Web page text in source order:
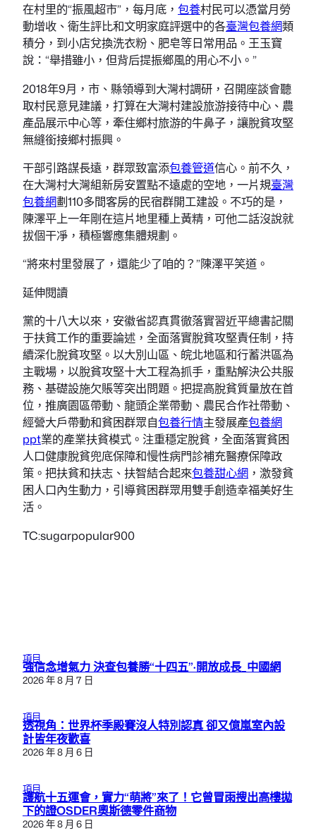
在村里的“振風超市”，每月底， 包養村民可以憑當月勞
動增收、衛生評比和文明家庭評選中的各臺灣包養網類
積分，到小店兌換洗衣粉、肥皂等日常用品。王玉寶
說：“舉措雖小，但背后提振鄉風的用心不小。”
2018年9月，市、縣領導到大灣村調研，召開座談會聽
取村民意見建議，打算在大灣村建設旅游接待中心、農
產品展示中心等，牽住鄉村旅游的牛鼻子，讓脫貧攻堅
無縫銜接鄉村振興。
干部引路謀長遠，群眾致富添包養管道信心。前不久，
在大灣村大灣組新房安置點不遠處的空地，一片規臺灣
包養網劃110多間客房的民宿群開工建設。不巧的是，
陳澤平上一年剛在這片地里種上黃精，可他二話沒說就
拔個干凈，積極響應集體規劃。
“將來村里發展了，還能少了咱的？”陳澤平笑道。
延伸閱讀
黨的十八大以來，安徽省認真貫徹落實習近平總書記關
于扶貧工作的重要論述，全面落實脫貧攻堅責任制，持
續深化脫貧攻堅。以大別山區、皖北地區和行蓄洪區為
主戰場，以脫貧攻堅十大工程為抓手，重點解決公共服
務、基礎設施欠賬等突出問題。把提高脫貧質量放在首
位，推廣園區帶動、龍頭企業帶動、農民合作社帶動、
經營大戶帶動和貧困群眾自包養行情主發展產包養網
ppt業的產業扶貧模式。注重穩定脫貧，全面落實貧困
人口健康脫貧兜底保障和慢性病門診補充醫療保障政
策。把扶貧和扶志、扶智結合起來包養甜心網 ，激發貧
困人口內生動力，引導貧困群眾用雙手創造幸福美好生
活。
TC:sugarpopular900
項目
強信念增氣力 決查包養勝“十四五”·開放成長_中國網
2026 年 8 月 7 日
項目
透視角：世界杯季殿賽沒人特別認真 卻又億嵐室內設
計皆年夜歡喜
2026 年 8 月 6 日
項目
護航十五運會，實力“萌將”來了！它曾冒雨搜出高樓拋
下的證OSDER奧斯德零件商物
2026 年 8 月 6 日